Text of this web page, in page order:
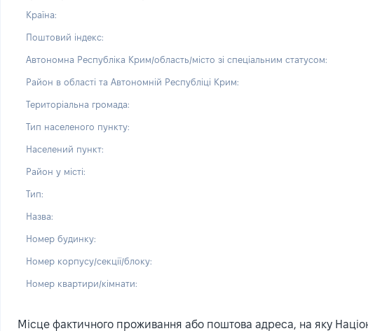
Країна:
Поштовий індекс:
Автономна Республіка Крим/область/місто зі спеціальним статусом:
Район в області та Автономній Республіці Крим:
Територіальна громада:
Тип населеного пункту:
Населений пункт:
Район у місті:
Тип:
Назва:
Номер будинку:
Номер корпусу/секції/блоку:
Номер квартири/кімнати:
Місце фактичного проживання або поштова адреса, на яку